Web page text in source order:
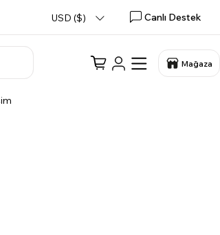
USD ($) Canlı Destek
Mağaza